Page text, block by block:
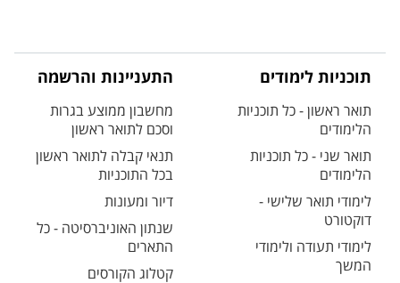
תוכניות לימודים
תואר ראשון - כל תוכניות
הלימודים
תואר שני - כל תוכניות
הלימודים
לימודי תואר שלישי -
דוקטורט
לימודי תעודה ולימודי
המשך
התעניינות והרשמה
מחשבון ממוצע בגרות
וסכם לתואר ראשון
תנאי קבלה לתואר ראשון
בכל התוכניות
דיור ומעונות
שנתון האוניברסיטה - כל
התארים
קטלוג הקורסים